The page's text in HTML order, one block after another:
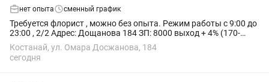
нет опыта сменный график
Требуется флорист , можно без опыта. Режим работы с 9:00 до
23:00 , 2/2 Адрес: Дощанова 184 ЗП: 8000 выход + 4% (170-
200тыс) С ростом стажа растет и ЗП Обязанности: - сборка
букетов и композиции...
Костанай, ул. Омара Досжанова, 184
сегодня